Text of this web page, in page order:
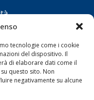
tecnologie come i cookie
del dispositivo. Il
di elaborare dati come il
questo sito. Non
negativamente su alcune